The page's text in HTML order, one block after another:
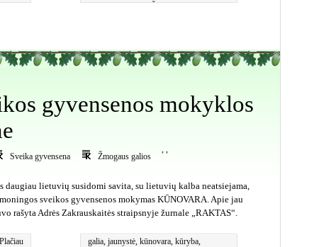
gyvensenos mokyklos
,
Sveika gyvensena
,
Žmogaus galios
daugiau lietuvių susidomi savita, su lietuvių kalba neatsiejama,
sveikos gyvensenos mokymas KŪNOVARA. Apie jau
rašyta Adrės Zakrauskaitės straipsnyje žurnale „RAKTAS“.
Plačiau galia, jaunystė, kūnovara, kūryba,